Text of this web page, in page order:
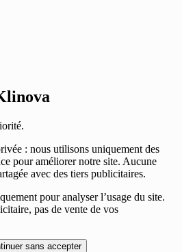
: nous utilisons uniquement des
pour améliorer notre site. Aucune
avec des tiers publicitaires.
pour analyser l’usage du site.
pas de vente de vos
sans accepter